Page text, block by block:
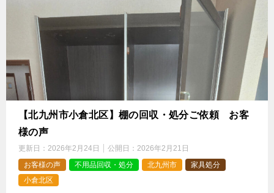
【北九州市小倉北区】棚の回収・処分ご依頼 お客
様の声
更新日： 2026年2月24日 公開日： 2026年2月21日
お客様の声
不用品回収・処分 北九州市
家具処分
小倉北区